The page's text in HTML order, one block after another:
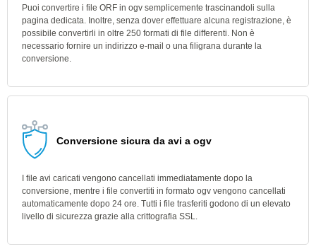
Puoi convertire i file ORF in ogv semplicemente trascinandoli sulla
pagina dedicata. Inoltre, senza dover effettuare alcuna registrazione, è
possibile convertirli in oltre 250 formati di file differenti. Non è
necessario fornire un indirizzo e-mail o una filigrana durante la
conversione.
Conversione sicura da avi a ogv
I file avi caricati vengono cancellati immediatamente dopo la
conversione, mentre i file convertiti in formato ogv vengono cancellati
automaticamente dopo 24 ore. Tutti i file trasferiti godono di un elevato
livello di sicurezza grazie alla crittografia SSL.